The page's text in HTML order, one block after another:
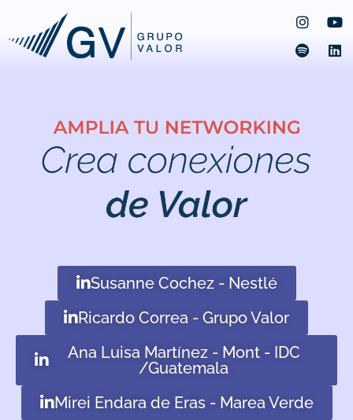
Susanne Cochez - Nestlé
Ricardo Correa - Grupo Valor
Ana Luisa Martínez - Mont - IDC
/Guatemala
Mirei Endara de Eras - Marea Verde